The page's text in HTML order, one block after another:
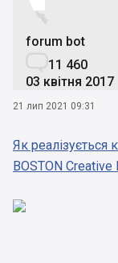


forum bot
11 460
03 квітня 2017
21 лип 2021 09:31
Як реалізується
BOSTON Creative